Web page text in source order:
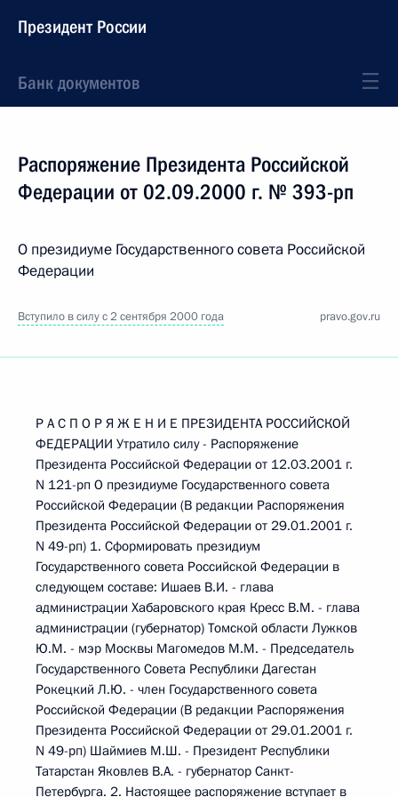
Президент России
Банк документов
Распоряжение Президента Российской
Федерации от 02.09.2000 г. № 393-рп
О президиуме Государственного совета Российской
Федерации
Вступило в силу с 2 сентября 2000 года pravo.gov.ru
Р А С П О Р Я Ж Е Н И Е ПРЕЗИДЕНТА РОССИЙСКОЙ
ФЕДЕРАЦИИ Утратилo силу - Распоряжение
Президента Российской Федерации от 12.03.2001 г.
N 121-рп О президиуме Государственного совета
Российской Федерации (В редакции Распоряжения
Президента Российской Федерации от 29.01.2001 г.
N 49-рп) 1. Сформировать президиум
Государственного совета Российской Федерации в
следующем составе: Ишаев В.И. - глава
администрации Хабаровского края Кресс В.М. - глава
администрации (губернатор) Томской области Лужков
Ю.М. - мэр Москвы Магомедов М.М. - Председатель
Государственного Совета Республики Дагестан
Рокецкий Л.Ю. - член Государственного совета
Российской Федерации (В редакции Распоряжения
Президента Российской Федерации от 29.01.2001 г.
N 49-рп) Шаймиев М.Ш. - Президент Республики
Татарстан Яковлев В.А. - губернатор Санкт-
Петербурга. 2. Настоящее распоряжение вступает в